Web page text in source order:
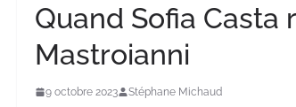
Quand Sofia Casta
Mastroianni
9 octobre 2023 Stéphane Michaud